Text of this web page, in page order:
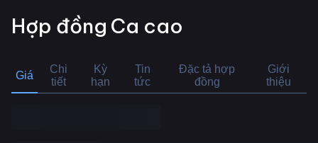
Hợp đồng Ca cao
Giá
Chi
tiết
Kỳ
hạn
Tin
tức
Đặc tả hợp
đồng
Giới
thiệu